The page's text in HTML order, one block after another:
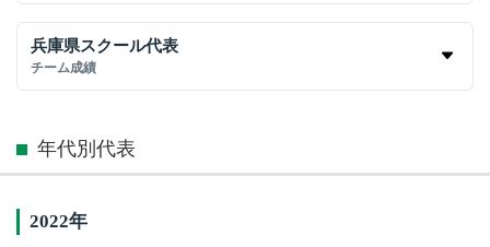
兵庫県スクール代表
チーム成績
年代別代表
2022年